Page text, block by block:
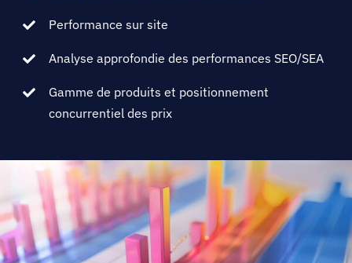
Performance sur site
Analyse approfondie des performances SEO/SEA
Gamme de produits et positionnement
concurrentiel des prix